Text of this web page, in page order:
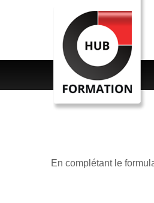
En complétant le